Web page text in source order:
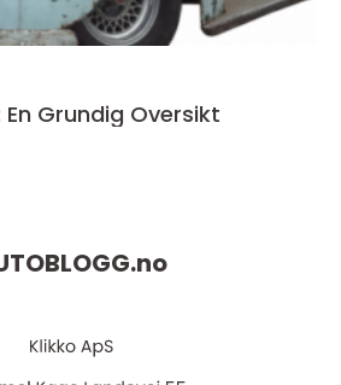
Grundig Oversikt
no